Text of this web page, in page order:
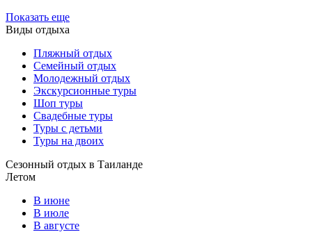
Показать еще
Виды отдыха
Пляжный отдых
Семейный отдых
Молодежный отдых
Экскурсионные туры
Шоп туры
Свадебные туры
Туры с детьми
Туры на двоих
Сезонный отдых в Таиланде
Летом
В июне
В июле
В августе